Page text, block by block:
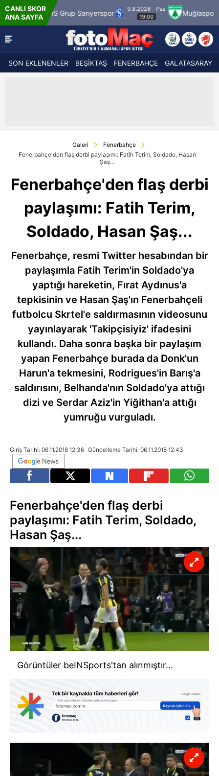
CANLI SKOR
ANA SAYFA
Grup Sarıyerspor
9.8.2026 - Paz
19:00
Muğlaspor Vanspor
SON EKLENENLER BEŞİKTAŞ FENERBAHÇE GALATASARAY
Galeri
Fenerbahçe
Fenerbahçe'den flaş derbi paylaşımı: Fatih Terim, Soldado, Hasan
Şaş...
Fenerbahçe'den flaş derbi
paylaşımı: Fatih Terim,
Soldado, Hasan Şaş...
Fenerbahçe, resmi Twitter hesabından bir
paylaşımla Fatih Terim'in Soldado'ya
yaptığı hareketin, Fırat Aydınus'a
tepkisinin ve Hasan Şaş'ın Fenerbahçeli
futbolcu Skrtel'e saldırmasının videosunu
yayınlayarak 'Takipçisiyiz' ifadesini
kullandı. Daha sonra başka bir paylaşım
yapan Fenerbahçe burada da Donk'un
Harun'a tekmesini, Rodrigues'in Barış'a
saldırısını, Belhanda'nın Soldado'ya attığı
dizi ve Serdar Aziz'in Yiğithan'a attığı
yumruğu vurguladı.
Giriş Tarihi: 06.11.2018 12:36 Güncelleme Tarihi: 06.11.2018 12:43
Fenerbahçe'den flaş derbi
paylaşımı: Fatih Terim, Soldado,
Hasan Şaş...
Görüntüler beINSports'tan alınmıştır...